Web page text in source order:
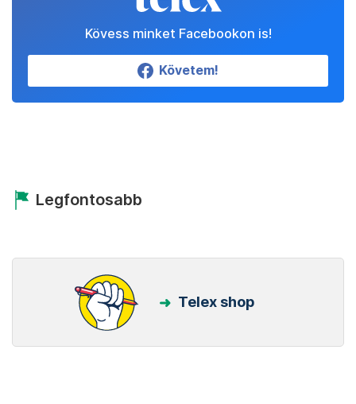
Kövess minket Facebookon is!
Követem!
Legfontosabb
Telex shop